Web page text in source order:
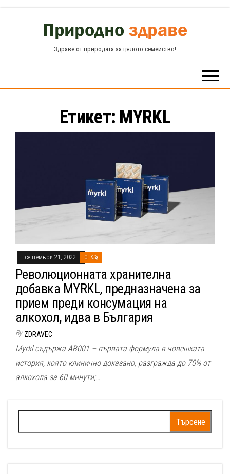
Здраве от природата за цялото семейство!
Етикет: MYRKL
септември 21, 2022 0
Революционната хранителна
добавка MYRKL, предназначена за
прием преди консумация на
алкохол, идва в България
By ZDRAVEC
Myrkl съдържа AB001 – първата формула в човешката
история, която клинично доказано, разгражда до 70% от
алкохола за 60 минути;…
за: